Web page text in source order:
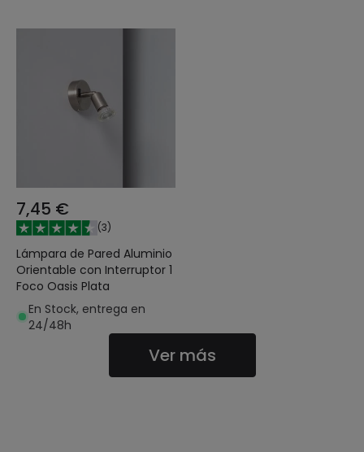
7,45 €
(3)
Lámpara de Pared Aluminio
Orientable con Interruptor 1
Foco Oasis Plata
En Stock, entrega en
24/48h
Ver más